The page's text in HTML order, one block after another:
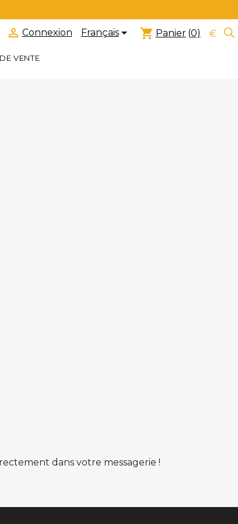
VENTE
 Connexion Français shopping_cart Panier (0) €
dans votre messagerie !